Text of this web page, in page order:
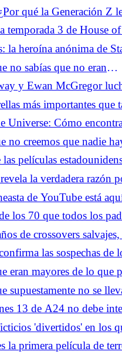
qué la Generación Z
80?
temporada 3 de House
que gobernar es
la heroína anónima de
no sabías que no eran
y Ewan McGregor
una película que NO ES
más importantes que
en Scientology
Universe: Cómo
2026
no creemos que nadie
películas
México era amarillo
la verdadera razón
tienen problemas
de YouTube está
y Obsession
los 70 que todos los
de crossovers
que lo tomen en serio
las sospechas de
del icónico villano
eran mayores de lo que
supuestamente no se
13 de A24 no debe
de tiempo'divertidos' en los
vivir
la primera película de